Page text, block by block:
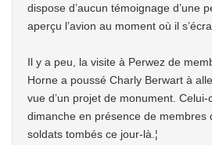
dispose d’aucun témoignage d’une
aperçu l’avion au moment où il
Il y a peu, la visite à Perwez de
Horne a poussé Charly Berwart à
vue d’un projet de monument.
dimanche en présence de membres
soldats tombés ce jour-là.¦